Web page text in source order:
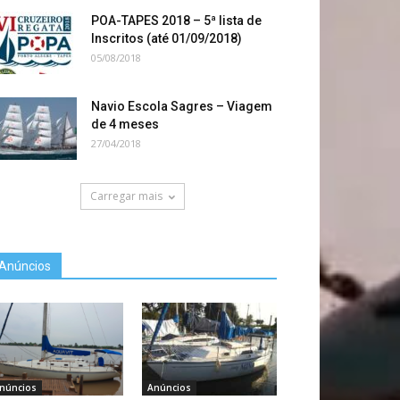
POA-TAPES 2018 – 5ª lista de
Inscritos (até 01/09/2018)
05/08/2018
Navio Escola Sagres – Viagem
de 4 meses
27/04/2018
Carregar mais
Anúncios